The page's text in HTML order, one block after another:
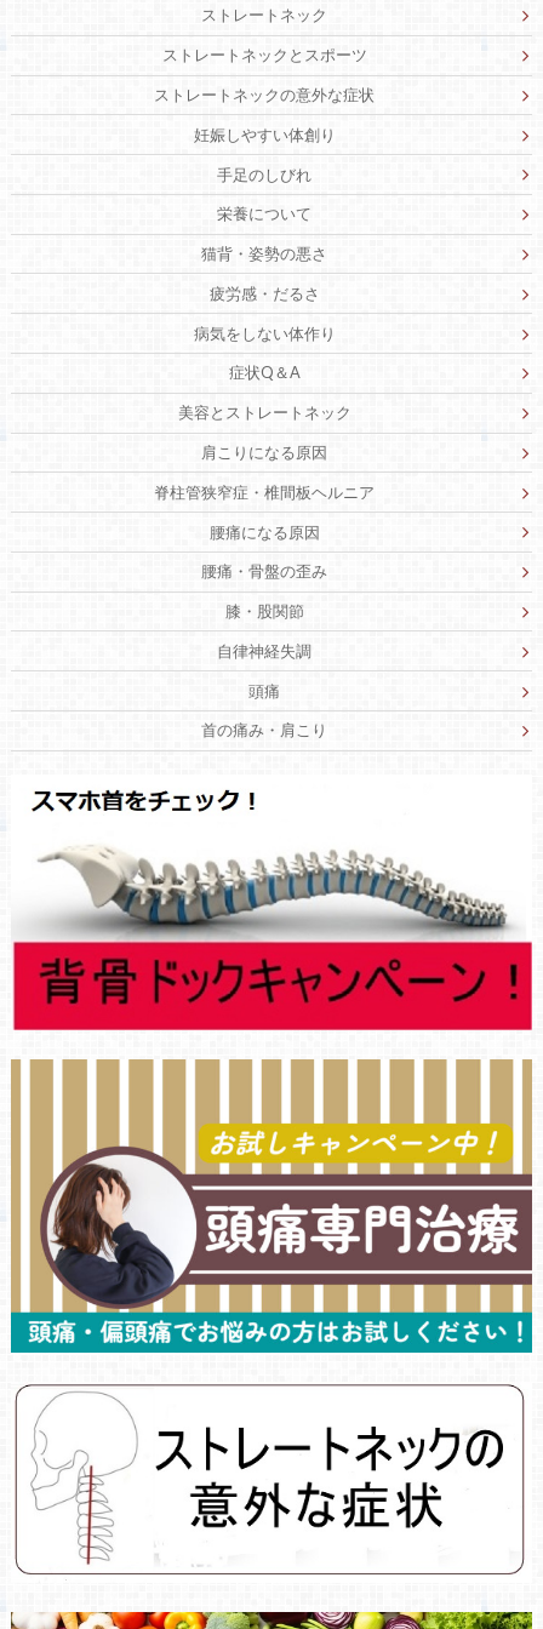
ストレートネック
ストレートネックとスポーツ
ストレートネックの意外な症状
妊娠しやすい体創り
手足のしびれ
栄養について
猫背・姿勢の悪さ
疲労感・だるさ
病気をしない体作り
症状Q＆A
美容とストレートネック
肩こりになる原因
脊柱管狭窄症・椎間板ヘルニア
腰痛になる原因
腰痛・骨盤の歪み
膝・股関節
自律神経失調
頭痛
首の痛み・肩こり